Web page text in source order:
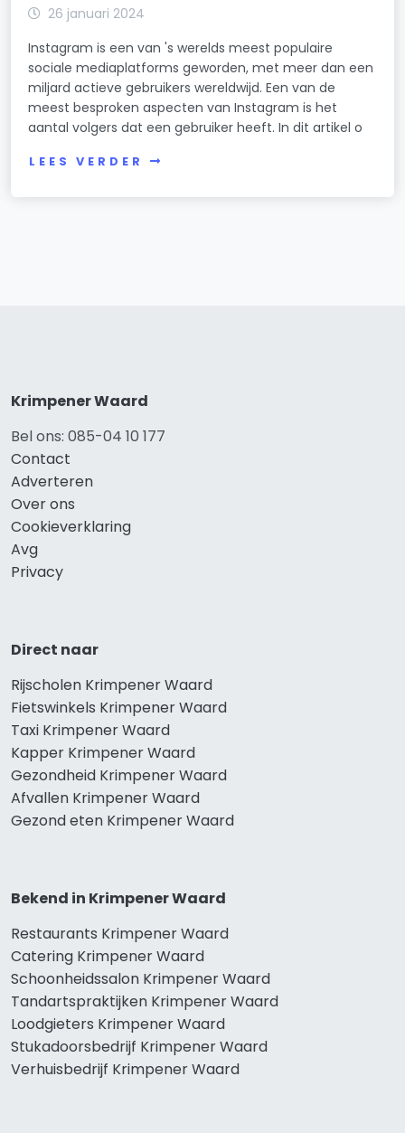
26 januari 2024
Instagram is een van 's werelds meest populaire
sociale mediaplatforms geworden, met meer dan een
miljard actieve gebruikers wereldwijd. Een van de
meest besproken aspecten van Instagram is het
aantal volgers dat een gebruiker heeft. In dit artikel o
LEES VERDER
Krimpener Waard
Bel ons: 085-04 10 177
Contact
Adverteren
Over ons
Cookieverklaring
Avg
Privacy
Direct naar
Rijscholen Krimpener Waard
Fietswinkels Krimpener Waard
Taxi Krimpener Waard
Kapper Krimpener Waard
Gezondheid Krimpener Waard
Afvallen Krimpener Waard
Gezond eten Krimpener Waard
Bekend in Krimpener Waard
Restaurants Krimpener Waard
Catering Krimpener Waard
Schoonheidssalon Krimpener Waard
Tandartspraktijken Krimpener Waard
Loodgieters Krimpener Waard
Stukadoorsbedrijf Krimpener Waard
Verhuisbedrijf Krimpener Waard